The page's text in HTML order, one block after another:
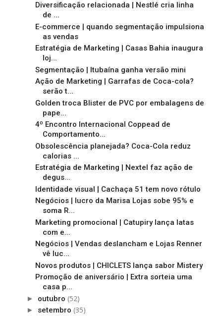
Diversificação relacionada | Nestlé cria linha
de ...
E-commerce | quando segmentação impulsiona
as vendas
Estratégia de Marketing | Casas Bahia inaugura
loj...
Segmentação | Itubaína ganha versão mini
Ação de Marketing | Garrafas de Coca-cola?
serão t...
Golden troca Blister de PVC por embalagens de
pape...
4º Encontro Internacional Coppead de
Comportamento...
Obsolescência planejada? Coca-Cola reduz
calorias ...
Estratégia de Marketing | Nextel faz ação de
degus...
Identidade visual | Cachaça 51 tem novo rótulo
Negócios | lucro da Marisa Lojas sobe 95% e
soma R...
Marketing promocional | Catupiry lança latas
com e...
Negócios | Vendas deslancham e Lojas Renner
vê luc...
Novos produtos | CHICLETS lança sabor Mistery
Promoção de aniversário | Extra sorteia uma
casa p...
► outubro (52)
► setembro (35)